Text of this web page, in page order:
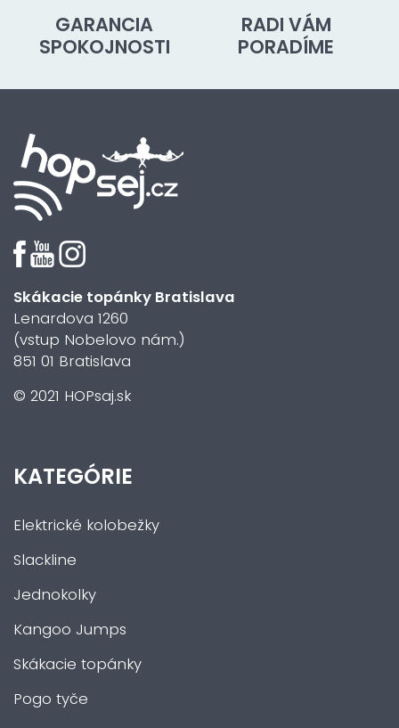
GARANCIA
SPOKOJNOSTI
RADI VÁM
PORADÍME
Skákacie topánky Bratislava
Lenardova 1260
(vstup Nobelovo nám.)
851 01 Bratislava
© 2021 HOPsaj.sk
KATEGÓRIE
Elektrické kolobežky
Slackline
Jednokolky
Kangoo Jumps
Skákacie topánky
Pogo tyče